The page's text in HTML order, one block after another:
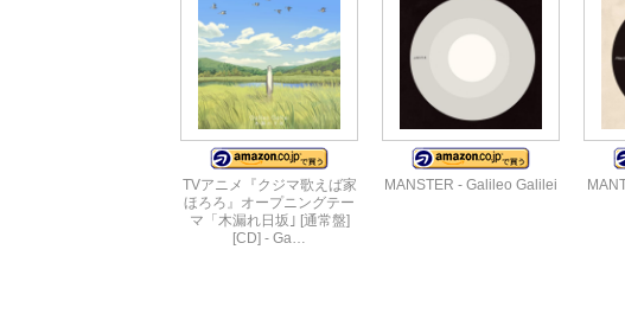
TVアニメ『クジマ歌えば家
ほろろ』オープニングテー
マ「木漏れ日坂｣ [通常盤]
[CD] - Ga…
MANSTER - Galileo Galilei